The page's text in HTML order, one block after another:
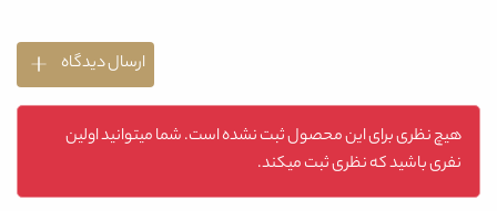
ارسال دیدگاه
هیچ نظری برای این محصول ثبت نشده است. شما میتوانید اولین
نفری باشید که نظری ثبت میکند.